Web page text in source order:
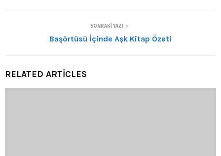
SONRAKI YAZI
Başörtüsü İçinde Aşk Kitap Özeti
RELATED ARTICLES